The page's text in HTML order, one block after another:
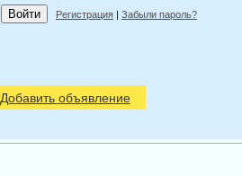
Регистрация | Забыли пароль?
Добавить объявление